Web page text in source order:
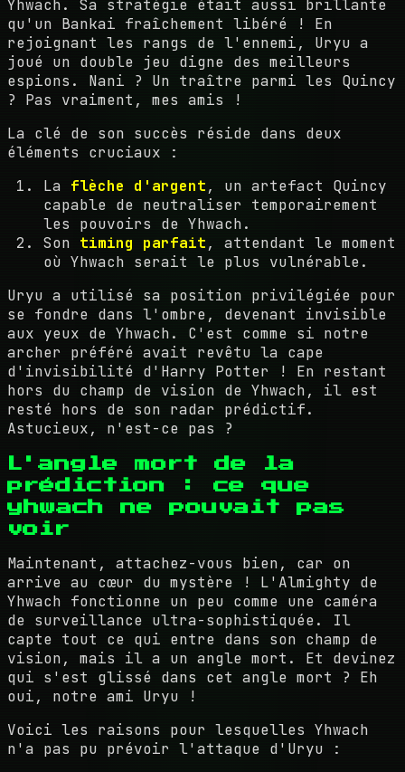
Yhwach. Sa stratégie était aussi brillante
qu'un Bankai fraîchement libéré ! En
rejoignant les rangs de l'ennemi, Uryu a
joué un double jeu digne des meilleurs
espions. Nani ? Un traître parmi les Quincy
? Pas vraiment, mes amis !
La clé de son succès réside dans deux
éléments cruciaux :
La flèche d'argent, un artefact Quincy
capable de neutraliser temporairement
les pouvoirs de Yhwach.
Son timing parfait, attendant le moment
où Yhwach serait le plus vulnérable.
Uryu a utilisé sa position privilégiée pour
se fondre dans l'ombre, devenant invisible
aux yeux de Yhwach. C'est comme si notre
archer préféré avait revêtu la cape
d'invisibilité d'Harry Potter ! En restant
hors du champ de vision de Yhwach, il est
resté hors de son radar prédictif.
Astucieux, n'est-ce pas ?
L'angle mort de la
prédiction : ce que
yhwach ne pouvait pas
voir
Maintenant, attachez-vous bien, car on
arrive au cœur du mystère ! L'Almighty de
Yhwach fonctionne un peu comme une caméra
de surveillance ultra-sophistiquée. Il
capte tout ce qui entre dans son champ de
vision, mais il a un angle mort. Et devinez
qui s'est glissé dans cet angle mort ? Eh
oui, notre ami Uryu !
Voici les raisons pour lesquelles Yhwach
n'a pas pu prévoir l'attaque d'Uryu :